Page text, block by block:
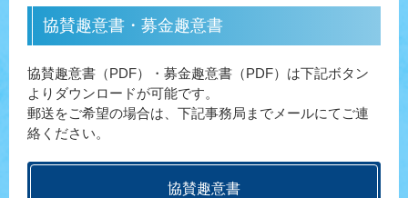
協賛趣意書・募金趣意書
協賛趣意書（PDF）・募金趣意書（PDF）は下記ボタン
よりダウンロードが可能です。
郵送をご希望の場合は、下記事務局までメールにてご連
絡ください。
協賛趣意書